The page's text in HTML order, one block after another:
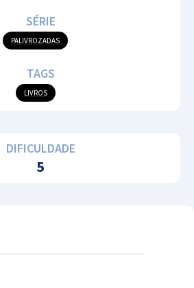
SÉRIE
PALIVROZADAS
TAGS
LIVROS
DIFICULDADE
5